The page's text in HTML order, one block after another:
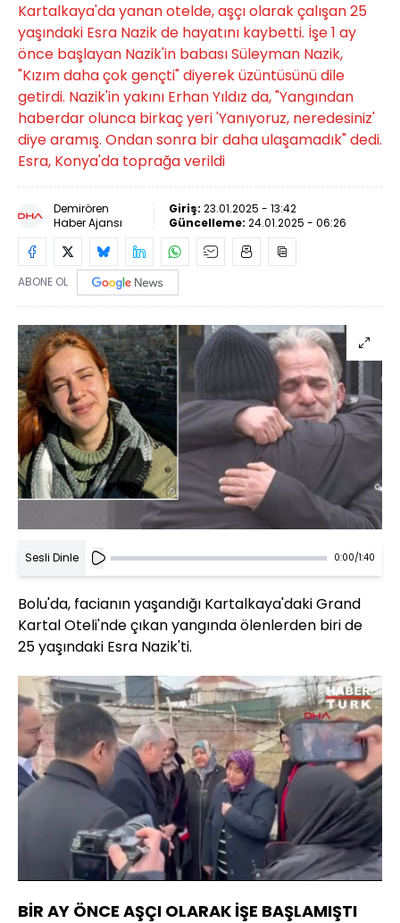
Kartalkaya'da yanan otelde, aşçı olarak çalışan 25
yaşındaki Esra Nazik de hayatını kaybetti. İşe 1 ay
önce başlayan Nazik'in babası Süleyman Nazik,
"Kızım daha çok gençti" diyerek üzüntüsünü dile
getirdi. Nazik'in yakını Erhan Yıldız da, "Yangından
haberdar olunca birkaç yeri 'Yanıyoruz, neredesiniz'
diye aramış. Ondan sonra bir daha ulaşamadık" dedi.
Esra, Konya'da toprağa verildi
Demirören
Haber Ajansı
Giriş: 23.01.2025 - 13:42
Güncelleme: 24.01.2025 - 06:26
ABONE OL
Sesli Dinle 0:00/1:40
Bolu'da, facianın yaşandığı Kartalkaya'daki Grand
Kartal Oteli'nde çıkan yangında ölenlerden biri de
25 yaşındaki Esra Nazik'ti.
Sesi
Aç
Yüklendi:
100.00%
Oynatma
Hızı
BİR AY ÖNCE AŞÇI OLARAK İŞE BAŞLAMIŞTI